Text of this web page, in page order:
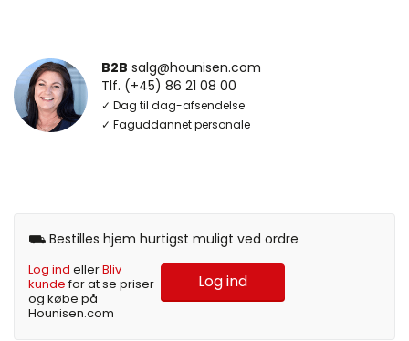
B2B salg@hounisen.com
Tlf. (+45) 86 21 08 00
✓ Dag til dag-afsendelse
✓ Faguddannet personale
⛟ Bestilles hjem hurtigst muligt ved ordre
Log ind ellerBliv
kundefor at se priser
og købe på
Hounisen.com
Log ind